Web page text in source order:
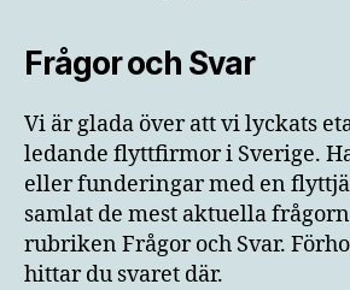
Frågor och Svar
Vi är glada över att vi lyckats
ledande flyttfirmor i Sverige.
eller funderingar med en
samlat de mest aktuella
rubriken Frågor och Svar.
hittar du svaret där.